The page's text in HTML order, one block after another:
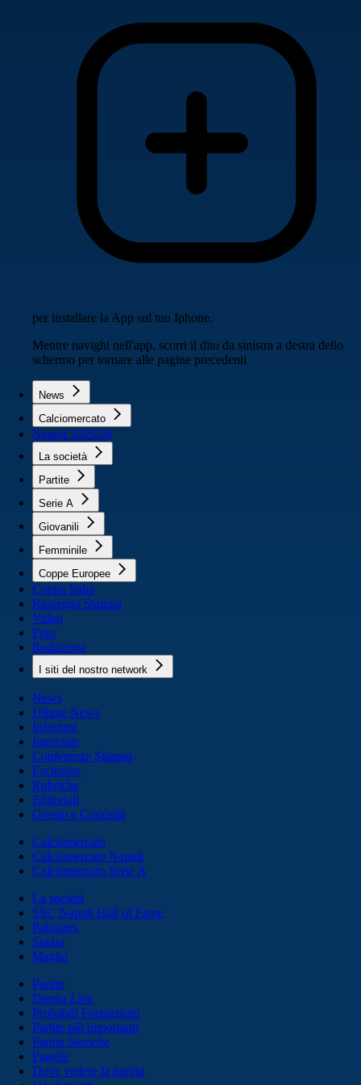
per installare la App sul tuo Iphone.
Mentre navighi nell'app, scorri il dito da sinistra a destra dello
schermo per tornare alle pagine precedenti
News
Calciomercato
Napoli 2025/26
La società
Partite
Serie A
Giovanili
Femminile
Coppe Europee
Coppa Italia
Rassegna Stampa
Video
Foto
Redazione
I siti del nostro network
News
Ultime News
Infortuni
Interviste
Conferenze Stampa
Esclusive
Rubriche
Editoriali
Gossip e Curiosità
Calciomercato
Calciomercato Napoli
Calciomercato Serie A
La società
SSC Napoli Hall of Fame
Palmares
Stadio
Maglia
Partite
Diretta Live
Probabili Formazioni
Partite più importanti
Partite Storiche
Pagelle
Dove vedere la partita